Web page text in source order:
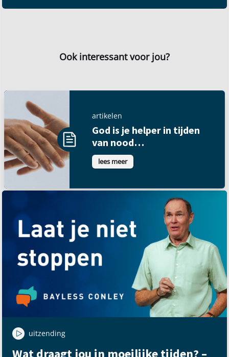
Ook interessant voor jou?
artikelen
God is je helper in tijden
van nood…
lees meer
uitzending
Wat draagt jou in moeilijke tijden? –